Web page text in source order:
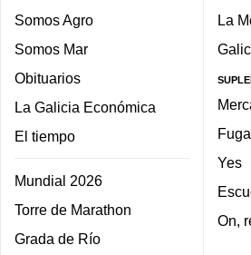
Somos Agro
Somos Mar
Obituarios
La Galicia Económica
El tiempo
Mundial 2026
Torre de Marathon
Grada de Río
La
Yes
On,